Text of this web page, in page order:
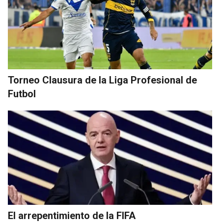
Torneo Clausura de la Liga Profesional de
Futbol
El arrepentimiento de la FIFA